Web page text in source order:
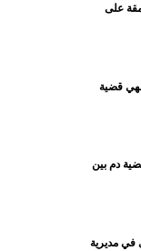
على
قضية
دم بين
في مديرية